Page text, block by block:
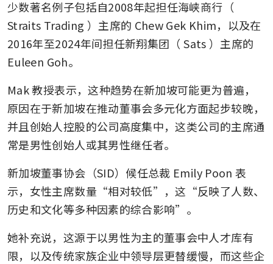
少数著名例子包括自2008年起担任海峡商行（
Straits Trading ）主席的 Chew Gek Khim，以及在
2016年至2024年间担任新翔集团（ Sats ）主席的
Euleen Goh。
Mak 教授表示，这种趋势在新加坡可能更为普遍，
原因在于新加坡在推动董事会多元化方面起步较晚，
并且创始人控股的公司高度集中，这类公司的主席通
常是男性创始人或其男性继任者。
新加坡董事协会（SID）候任总裁 Emily Poon 表
示，女性主席数量“相对较低”，这“反映了人数、
历史和文化等多种因素的综合影响”。
她补充说，这源于以男性为主的董事会中人才库有
限，以及传统家族企业中领导层更替缓慢，而这些企